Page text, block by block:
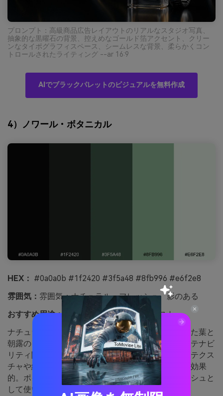
プロンプト：高級商品広告レイアウトのリアルなスタジオ写真、
抽象的な黒曜石の背景、控えめなゴールド箔アクセント、クリー
ンなタイポグラフィスペース、シームレスな背景、柔らかくコン
トロールされたライティング --ar 16:9
AIでブラックパレットのビジュアルを無料作成
4）ノワール・ボタニカル
HEX： #0a0a0b #1f2420 #3f5a48 #8fb996 #e6f2e8
雰囲気： 雰囲気：ナチュラル、フレッシュ、影のある
おすすめ用途：
エコパッケージや植物イラスト
ナチュラルで影のある雰囲気。月明かりに照らされた葉と
朝露のようなソフトグリーンで、ウェルネスやサステナビ
リティ関連プロジェクトにぴったりです。再生紙のテクス
チャや細いラインのアイコン、余白を多めにすると効果
的。ポイント：淡いミントグリーンは背景のウォッシュと
して使い、他のグリーンを引き立てましょう。